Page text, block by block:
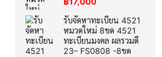
รับจัดหาทะเบียน 4521
หมวดใหม่ 8ขด 4521
ทะเบียนมงคล ผลรวมดี
23– FS0808 -8ขด